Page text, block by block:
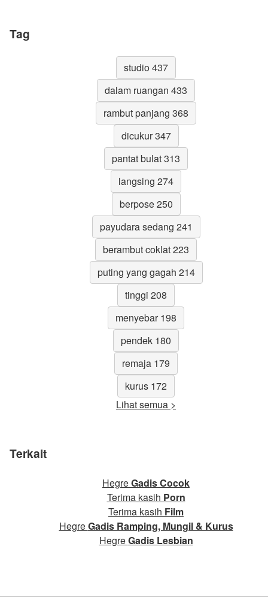
Tag
studio 437
dalam ruangan 433
rambut panjang 368
dicukur 347
pantat bulat 313
langsing 274
berpose 250
payudara sedang 241
berambut coklat 223
puting yang gagah 214
tinggi 208
menyebar 198
pendek 180
remaja 179
kurus 172
Lihat semua >
Terkait
HegreGadis Cocok
Terima kasih Porn
Terima kasih Film
HegreGadis Ramping, Mungil & Kurus
HegreGadis Lesbian